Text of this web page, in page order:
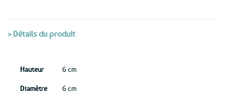
> Détails du produit
Hauteur 6 cm
Diamètre 6 cm